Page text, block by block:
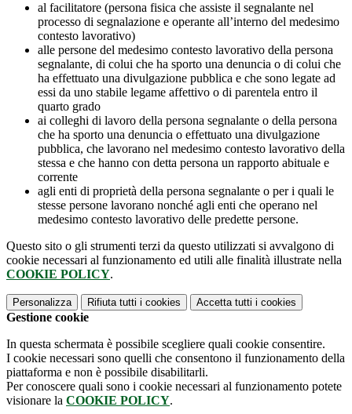
al facilitatore (persona fisica che assiste il segnalante nel
processo di segnalazione e operante all’interno del medesimo
contesto lavorativo)
alle persone del medesimo contesto lavorativo della persona
segnalante, di colui che ha sporto una denuncia o di colui che
ha effettuato una divulgazione pubblica e che sono legate ad
essi da uno stabile legame affettivo o di parentela entro il
quarto grado
ai colleghi di lavoro della persona segnalante o della persona
che ha sporto una denuncia o effettuato una divulgazione
pubblica, che lavorano nel medesimo contesto lavorativo della
stessa e che hanno con detta persona un rapporto abituale e
corrente
agli enti di proprietà della persona segnalante o per i quali le
stesse persone lavorano nonché agli enti che operano nel
medesimo contesto lavorativo delle predette persone.
Questo sito o gli strumenti terzi da questo utilizzati si avvalgono di
cookie necessari al funzionamento ed utili alle finalità illustrate nella
COOKIE POLICY.
Personalizza Rifiuta tutti i cookies Accetta tutti i cookies
Gestione cookie
In questa schermata è possibile scegliere quali cookie consentire.
I cookie necessari sono quelli che consentono il funzionamento della
piattaforma e non è possibile disabilitarli.
Per conoscere quali sono i cookie necessari al funzionamento potete
visionare la COOKIE POLICY.